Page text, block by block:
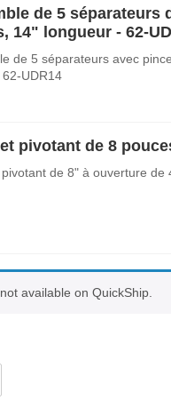
de 5 séparateurs
14" longueur - 62-
de 5 séparateurs avec
UDR14
pivotant de 8
de 8" à ouverture de
available on QuickShip.